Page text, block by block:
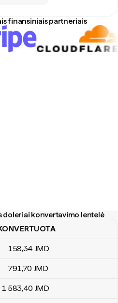
finansiniais partneriais
doleriai konvertavimo lentelė
konvertavimo lentelė
158,34 JMD
791,70 JMD
1 583,40 JMD